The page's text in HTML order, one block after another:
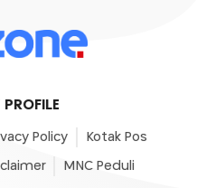
Policy Kotak Pos
MNC Peduli